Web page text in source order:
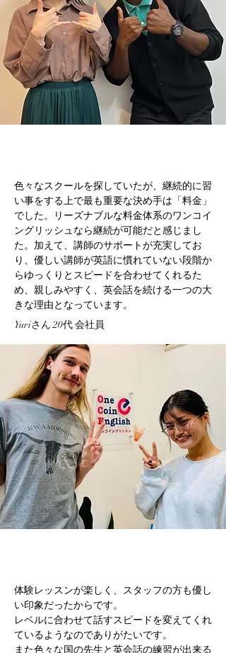
色々なスクールを探していたが、継続的に習
い事をする上で最も重要な決め手は「料金」
でした。リーズナブルな料金体系のワンコイ
ングリッシュなら継続が可能だと感じまし
た。加えて、講師のサポートが充実してお
り、優しい講師が英語に慣れていない段階か
らゆっくりとスピードを合わせてくれるた
め、親しみやすく、英会話を続ける一つの大
きな理由となっています。
Yuriさん 20代 会社員
体験レッスンが楽しく、スタッフの方も優し
い印象だったからです。
レベルに合わせて話すスピードを変えてくれ
ているようなのでありがたいです。
また色々な国の先生と英会話の練習が出来る